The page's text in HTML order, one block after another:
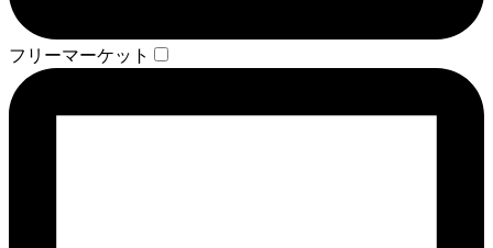
フリーマーケット